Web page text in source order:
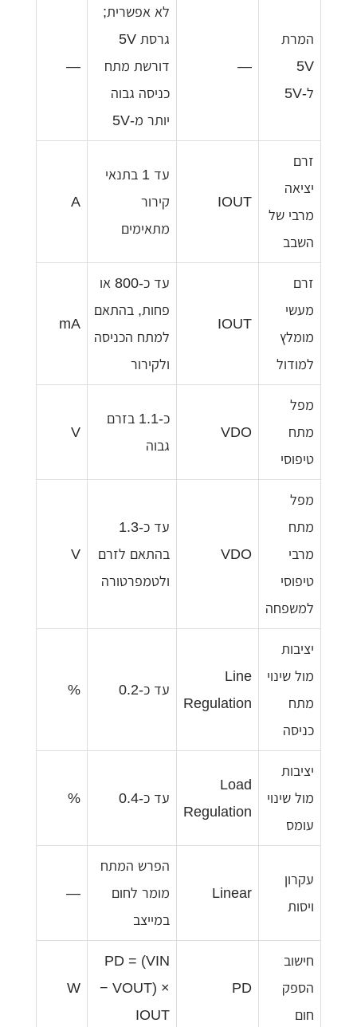
המרת
5V
ל-5V
—
לא אפשרית;
גרסת 5V
דורשת מתח
כניסה גבוה
יותר מ-5V
—
זרם
יציאה
מרבי של
השבב
IOUT
עד 1 בתנאי
קירור
מתאימים
A
זרם
מעשי
מומלץ
למודול
IOUT
עד כ-800 או
פחות, בהתאם
למתח הכניסה
ולקירור
mA
מפל
מתח
טיפוסי
VDO
כ-1.1 בזרם
גבוה
V
מפל
מתח
מרבי
טיפוסי
למשפחה
VDO
עד כ-1.3
בהתאם לזרם
ולטמפרטורה
V
יציבות
מול שינוי
מתח
כניסה
Line
Regulation
עד כ-0.2 %
יציבות
מול שינוי
עומס
Load
Regulation
עד כ-0.4 %
עקרון
ויסות
Linear
הפרש המתח
מומר לחום
במייצב
—
חישוב
הספק
חום
PD
PD = (VIN
− VOUT) ×
IOUT
W